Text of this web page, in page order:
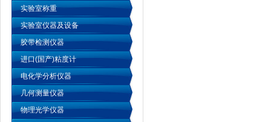
实验室称重
实验室仪器及设备
胶带检测仪器
进口(国产)粘度计
电化学分析仪器
几何测量仪器
物理光学仪器